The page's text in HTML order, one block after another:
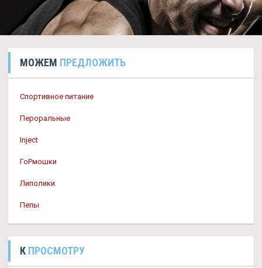
МОЖЕМ ПРЕДЛОЖИТЬ
Спортивное питание
Пероральные
Inject
ГоРмошки
Липолики
Пепы
К ПРОСМОТРУ